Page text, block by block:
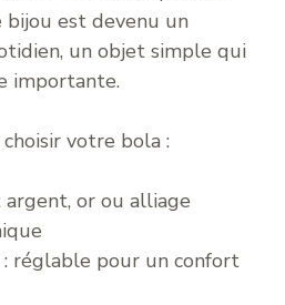
bijou est devenu un
un objet simple qui
importante.
votre bola :
argent, or ou alliage
réglable pour un confort